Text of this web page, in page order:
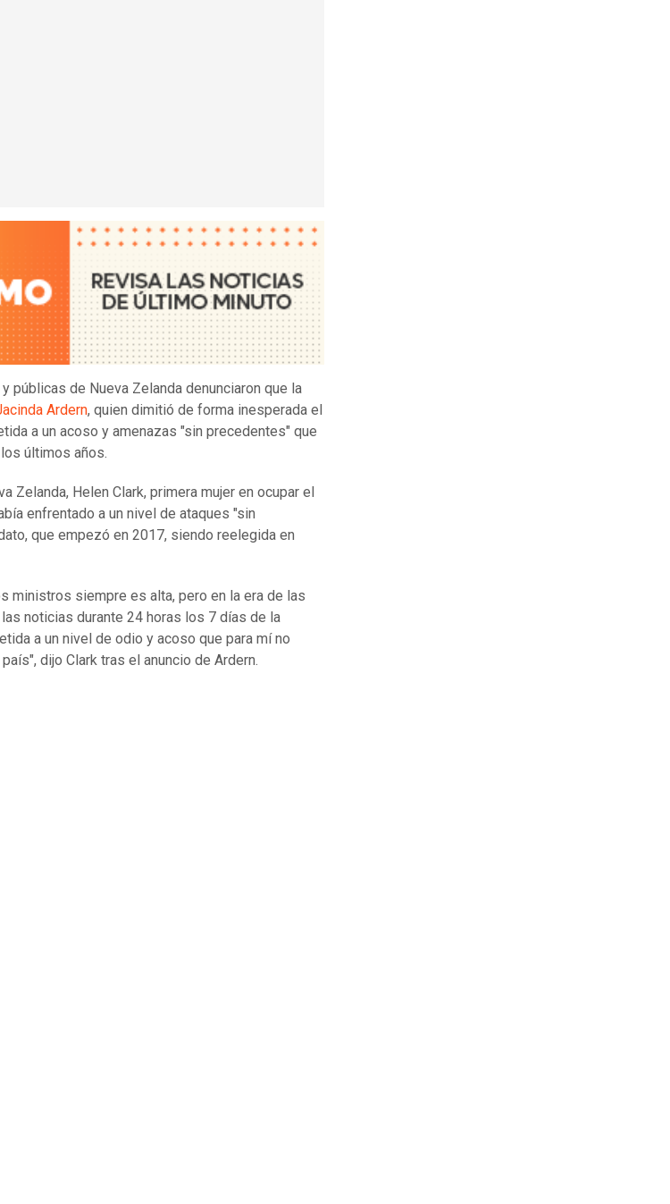
públicas de Nueva Zelanda denunciaron que la
Ardern, quien dimitió de forma inesperada el
a un acoso y amenazas "sin precedentes" que
últimos años.
Zelanda, Helen Clark, primera mujer en ocupar el
enfrentado a un nivel de ataques "sin
que empezó en 2017, siendo reelegida en
ministros siempre es alta, pero en la era de las
noticias durante 24 horas los 7 días de la
a un nivel de odio y acoso que para mí no
dijo Clark tras el anuncio de Ardern.